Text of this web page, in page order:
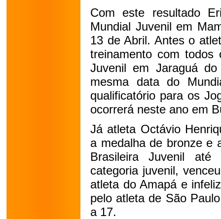
Com este resultado
Mundial Juvenil em
13 de Abril. Antes o
treinamento com todos
Juvenil em Jaraguá
mesma data do
qualificatório para os
ocorrerá neste ano em
Já atleta Octávio
a medalha de bronze e
Brasileira Juvenil
categoria juvenil,
atleta do Amapá e
pelo atleta de São
a 17.